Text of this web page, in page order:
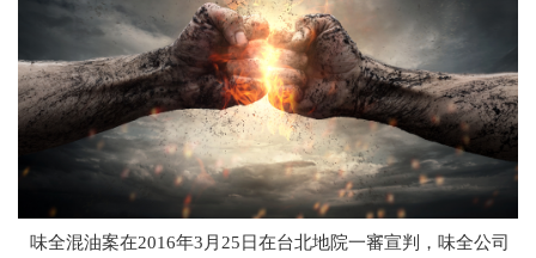
味全混油案在2016年3月25日在台北地院一審宣判，味全公司